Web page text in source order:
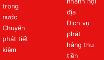
trong
nước
Chuyển
phát tiết
kiệm
địa
Dịch vụ
phát
hàng thu
tiền